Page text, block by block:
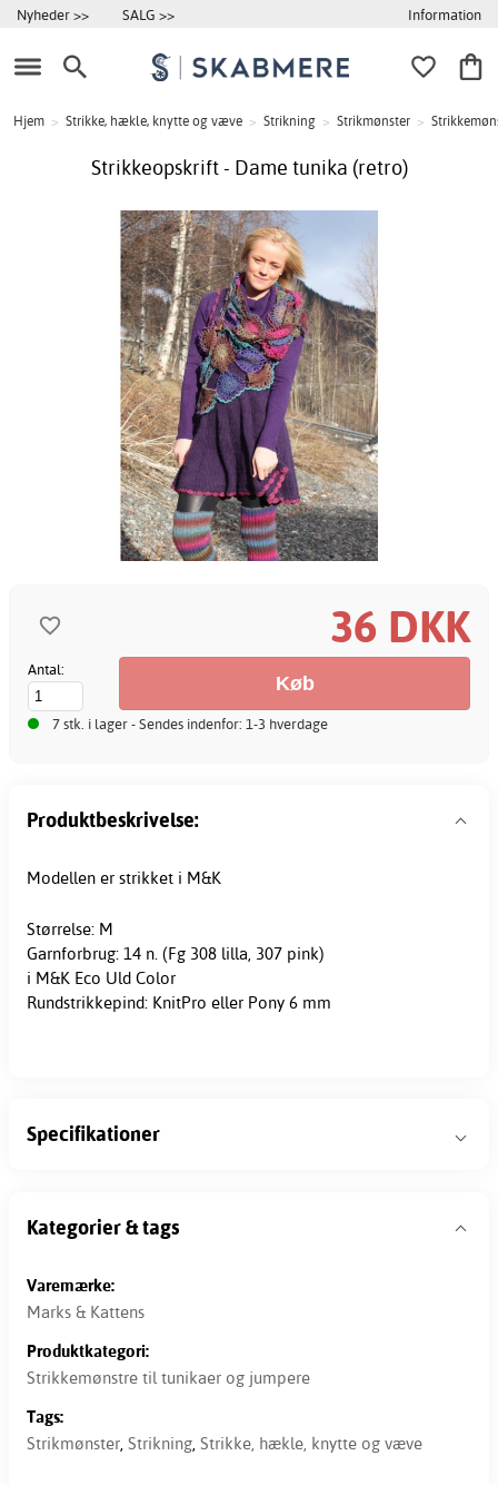
Nyheder >> SALG >> Information
Hjem > Strikke, hækle, knytte og væve > Strikning > Strikmønster >
Strikkeopskrift - Dame tunika (retro)
36 DKK
Antal:
7 stk. i lager - Sendes indenfor: 1-3 hverdage
Produktbeskrivelse:
Modellen er strikket i M&K
Størrelse: M
Garnforbrug: 14 n. (Fg 308 lilla, 307 pink)
i M&K Eco Uld Color
Rundstrikkepind: KnitPro eller Pony 6 mm
Specifikationer
Kategorier & tags
Varemærke:
Marks & Kattens
Produktkategori:
Strikkemønstre til tunikaer og jumpere
Tags:
Strikmønster, Strikning, Strikke, hækle, knytte og væve